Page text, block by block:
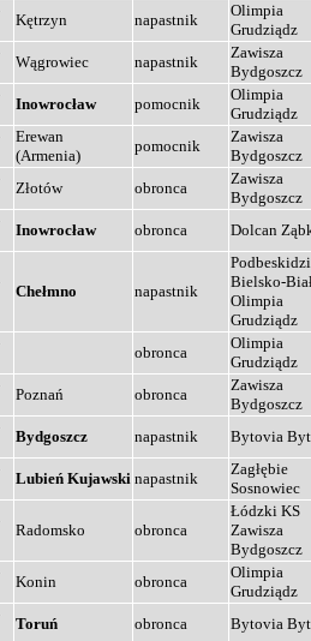
Kętrzyn napastnik
Olimpia
Grudziądz
Wągrowiec napastnik
Zawisza
Bydgoszcz
Inowrocław pomocnik
Olimpia
Grudziądz
Erewan
(Armenia)
pomocnik
Zawisza
Bydgoszcz
Złotów obronca
Zawisza
Bydgoszcz
Inowrocław obronca Dolcan
Chełmno napastnik
Bielsko-
Olimpia
Grudziądz
obronca
Olimpia
Grudziądz
Poznań obronca
Zawisza
Bydgoszcz
Bydgoszcz napastnik Bytovia
Lubień Kujawski napastnik
Zagłębie
Sosnowiec
Radomsko obronca
Łódzki KS
Zawisza
Bydgoszcz
Konin obronca
Olimpia
Grudziądz
Toruń obronca Bytovia